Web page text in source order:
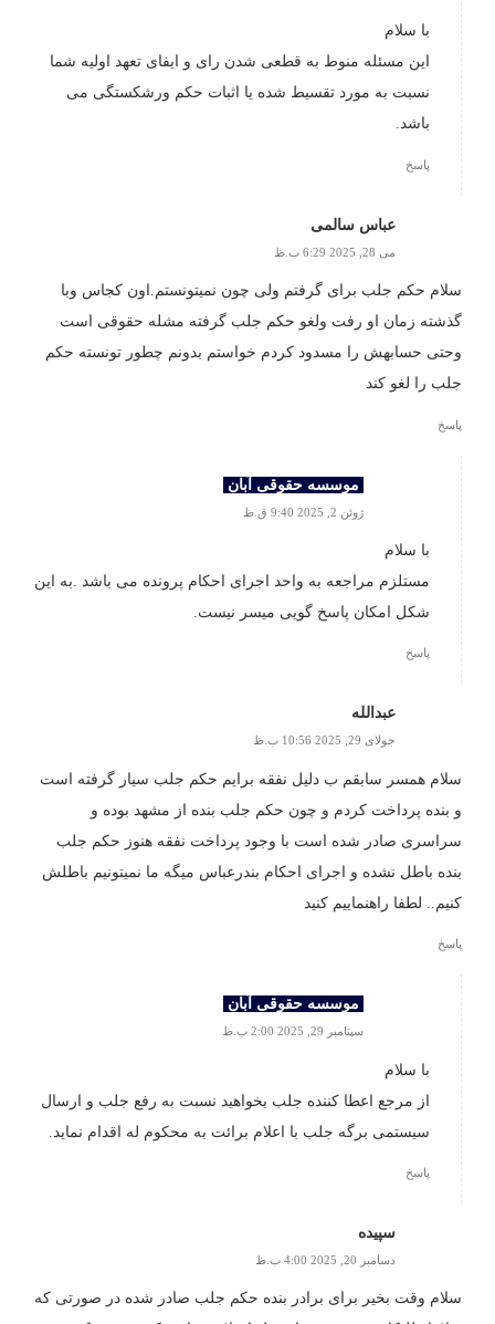
با سلام
این مسئله منوط به قطعی شدن رای و ایفای تعهد اولیه شما
نسبت به مورد تقسیط شده یا اثبات حکم ورشکستگی می
باشد.
پاسخ
عباس سالمی
می 28, 2025 6:29 ب.ظ
سلام حکم جلب برای گرفتم ولی چون نمیتونستم.اون کجاس وبا
گذشته زمان او رفت ولغو حکم جلب گرفته مشله حقوقی است
وحتی حسابهش را مسدود کردم خواستم بدونم چطور تونسته حکم
جلب را لغو کند
پاسخ
موسسه حقوقی آبان
ژوئن 2, 2025 9:40 ق.ظ
با سلام
مستلزم مراجعه به واحد اجرای احکام پرونده می باشد .به این
شکل امکان پاسخ گویی میسر نیست.
پاسخ
عبدالله
جولای 29, 2025 10:56 ب.ظ
سلام همسر سابقم ب دلیل نفقه برایم حکم جلب سیار گرفته است
و بنده پرداخت کردم و چون حکم جلب بنده از مشهد بوده و
سراسری صادر شده است با وجود پرداخت نفقه هنوز حکم جلب
بنده باطل نشده و اجرای احکام بندرعباس میگه ما نمیتونیم باطلش
کنیم.. لطفا راهنماییم کنید
پاسخ
موسسه حقوقی آبان
سپتامبر 29, 2025 2:00 ب.ظ
با سلام
از مرجع اعطا کننده جلب بخواهید نسبت به رفع جلب و ارسال
سیستمی برگه جلب با اعلام برائت به محکوم له اقدام نماید.
پاسخ
سپیده
دسامبر 20, 2025 4:00 ب.ظ
سلام وقت بخیر برای برادر بنده حکم جلب صادر شده در صورتی که